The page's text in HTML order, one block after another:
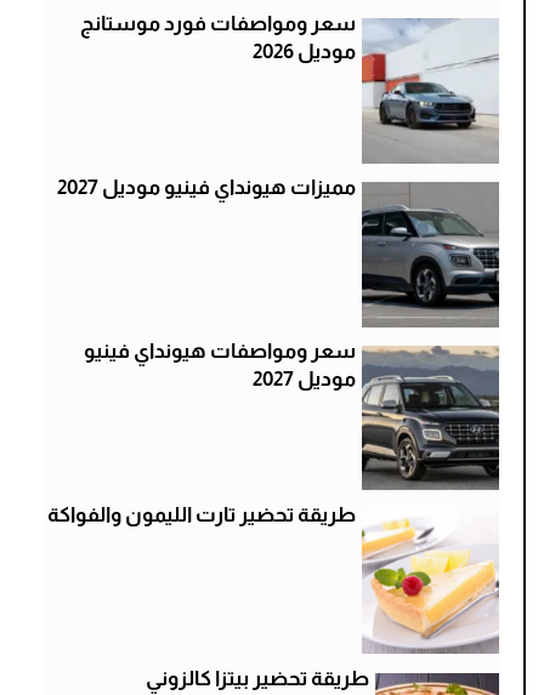
سعر ومواصفات فورد موستانج
موديل 2026
مميزات هيونداي فينيو موديل 2027
سعر ومواصفات هيونداي فينيو
موديل 2027
طريقة تحضير تارت الليمون والفواكة
طريقة تحضير بيتزا كالزوني